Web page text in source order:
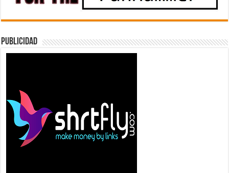
Publicidad